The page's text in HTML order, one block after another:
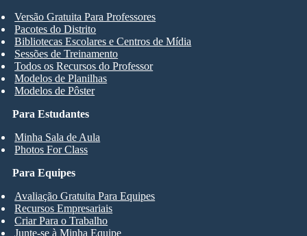
Para Estudantes
Minha Sala de Aula
Photos For Class
Versão Gratuita Para Professores
Pacotes do Distrito
Bibliotecas Escolares e Centros de Mídia
Sessões de Treinamento
Todos os Recursos do Professor
Modelos de Planilhas
Modelos de Pôster
Para Equipes
Avaliação Gratuita Para Equipes
Recursos Empresariais
Criar Para o Trabalho
Junte-se à Minha Equipe